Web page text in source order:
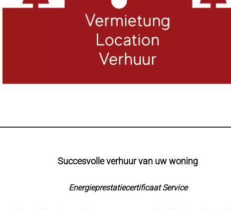
Succesvolle verhuur van uw woning
Energieprestatiecertificaat Service